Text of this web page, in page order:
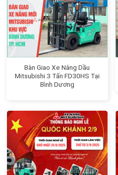
Bàn Giao Xe Nâng Dầu
Mitsubishi 3 Tấn FD30HS Tại
Bình Dương